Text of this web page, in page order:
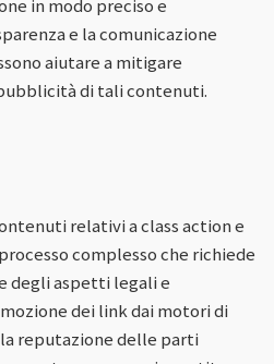
in modo preciso e
e la comunicazione
aiutare a mitigare
di tali contenuti.
relativi a class action e
complesso che richiede
degli aspetti legali e
dei link dai motori di
reputazione delle parti